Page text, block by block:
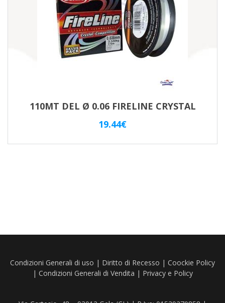
110MT DEL Ø 0.06 FIRELINE CRYSTAL
19.44€
Condizioni Generali di uso | Diritto di Recesso | Coockie Policy
| Condizioni Generali di Vendita | Privacy e Policy